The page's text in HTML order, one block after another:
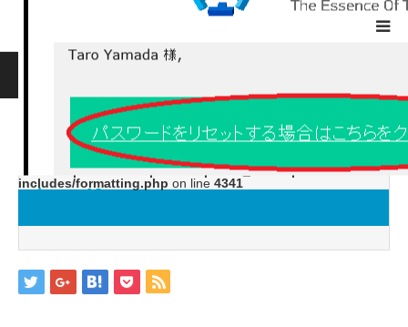
: ltrim() expects parameter 1 to be string, object given
/home/jwc88/xn--fx-
1b4aw32prutzhc733epto.com/public_html/wp-
includes/formatting.php on line 4341
image12